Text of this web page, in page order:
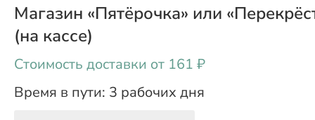
Магазин «Пятёрочка» или
(на кассе)
oт 161 ₽
3 рабочих дня